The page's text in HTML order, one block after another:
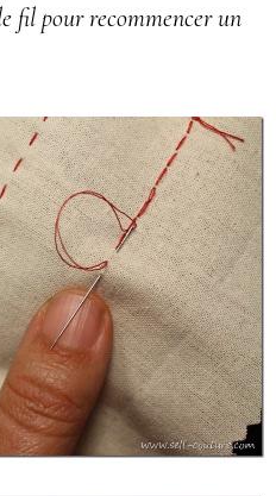
fil pour recommencer un